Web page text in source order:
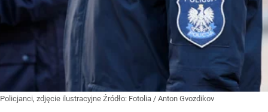
Policjanci, zdjęcie ilustracyjne Źródło: Fotolia / Anton Gvozdikov